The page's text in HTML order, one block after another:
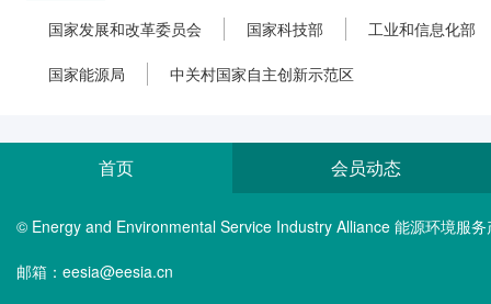
国家发展和改革委员会 国家科技部 工业和信息化部
国家能源局 中关村国家自主创新示范区
首页 会员动态
© Energy and Environmental Service Industry Alliance 能源环境服
邮箱：eesia@eesia.cn